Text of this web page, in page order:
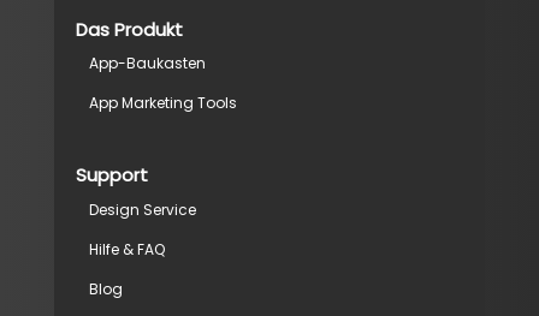
Das Produkt
App-Baukasten
App Marketing Tools
Support
Design Service
Hilfe & FAQ
Blog